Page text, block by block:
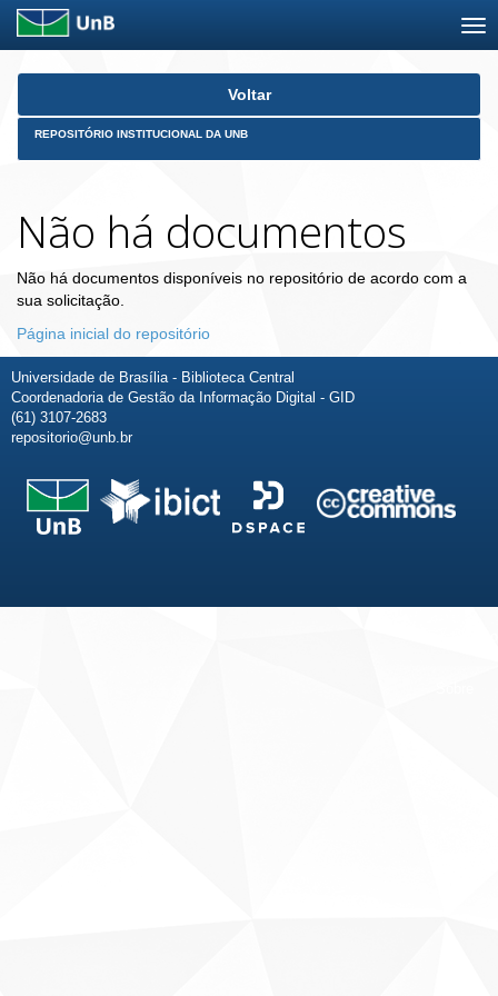
Skip
Voltar
REPOSITÓRIO INSTITUCIONAL DA UNB
Não há documentos
Não há documentos disponíveis no repositório de acordo com a
sua solicitação.
Página inicial do repositório
Universidade de Brasília - Biblioteca Central
Coordenadoria de Gestão da Informação Digital - GID
(61) 3107-2683
repositorio@unb.br